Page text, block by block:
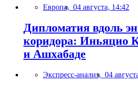
Европа, 04 августа, 14:42
Дипломатия вдоль
коридора: Иньяцио
и Ашхабаде
Экспресс-анализ, 04